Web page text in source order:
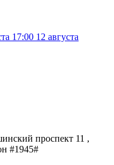
17:00 12 августа
проспект 11 ,
#1945#